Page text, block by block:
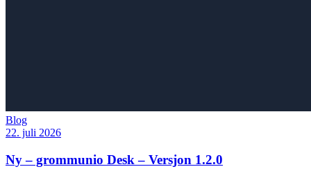
Blog
22. juli 2026
Ny – grommunio Desk – Versjon 1.2.0